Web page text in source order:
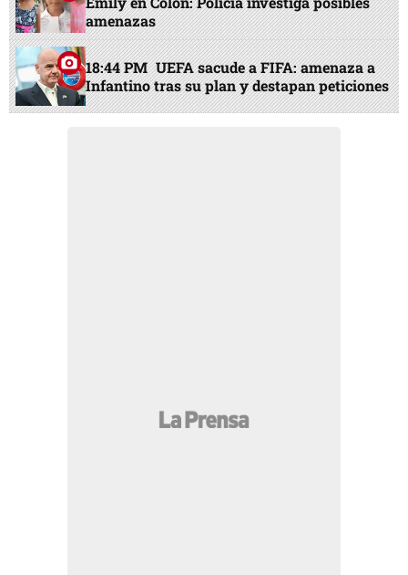
amenazas
18:44 PM UEFA sacude a FIFA: amenaza a
Infantino tras su plan y destapan peticiones